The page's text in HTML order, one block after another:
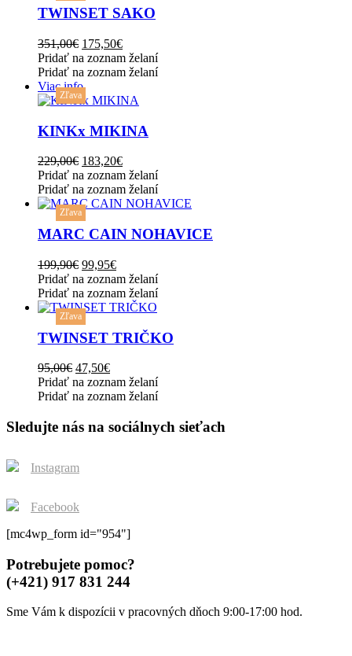
has
variants.
The
options
may
be
chosen
on
the
page
TWINSET SAKO
351,00€ Original
price
was:
351,00€.
175,50€Current
price
is:
Pridať na zoznam želaní
Pridať na zoznam želaní
Viac info
KINKx MIKINA
229,00€ Original
price
was:
229,00€.
183,20€Current
price
is:
183,20€.
Zľava
Pridať na zoznam želaní
Pridať na zoznam želaní
This
product
has
multiple
variants.
The
options
may
be
chosen
on
product
page
MARC CAIN NOHAVICE
199,90€ Original
price
was:
199,90€.
99,95€Current
price
is:
99,95€.
Zľava
Pridať na zoznam želaní
Pridať na zoznam želaní
This
product
has
multiple
variants.
The
options
be
chosen
the
product
TWINSET TRIČKO
95,00€ Original
price
was:
47,50€Current
price
is:
Zľava
Pridať na zoznam želaní
Pridať na zoznam želaní
Sledujte nás na sociálnych sieťach
Instagram
Facebook
[mc4wp_form id="954"]
Potrebujete pomoc?
(+421) 917 831 244
Sme Vám k dispozícii v pracovných dňoch 9:00-17:00 hod.